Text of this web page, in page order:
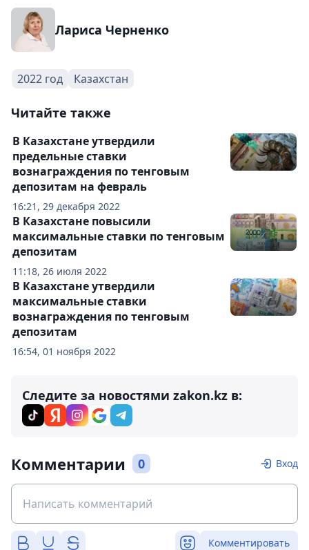
Лариса Черненко
2022 год Казахстан
Читайте также
16:21, 29 декабря 2022
В Казахстане утвердили
предельные ставки
вознаграждения по тенговым
депозитам на февраль
11:18, 26 июля 2022
В Казахстане повысили
максимальные ставки по тенговым
депозитам
16:54, 01 ноября 2022
В Казахстане утвердили
максимальные ставки
вознаграждения по тенговым
депозитам
Следите за новостями zakon.kz в:
Комментарии 0 Вход
Комментировать